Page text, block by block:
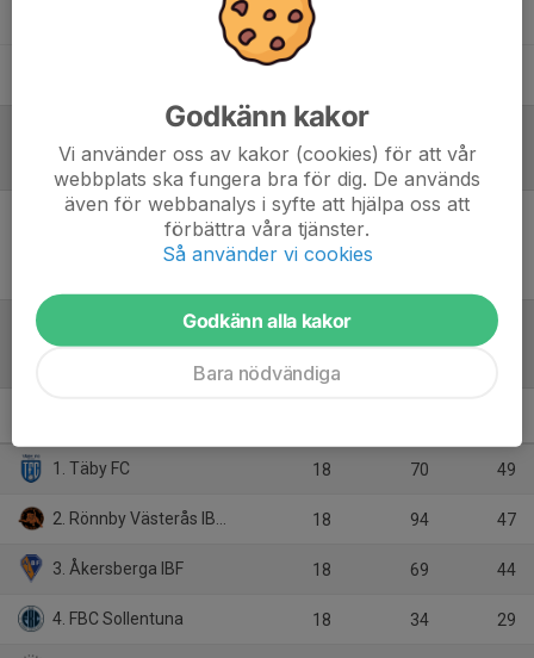
Sportchef Dam
Referat
Inget referat skrivet
1. Täby FC 18 70 49
2. Rönnby Västerås IBK Ungdom 18 94 47
3. Åkersberga IBF 18 69 44
4. FBC Sollentuna 18 34 29
Godkänn kakor
Vi använder oss av kakor (cookies) för att vår
webbplats ska fungera bra för dig. De används
även för webbanalys i syfte att hjälpa oss att
förbättra våra tjänster.
Så använder vi cookies
Godkänn alla kakor
Bara nödvändiga